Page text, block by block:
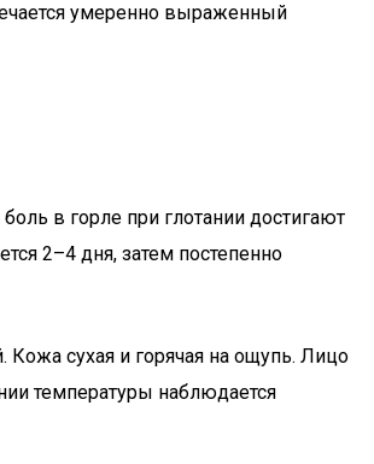
умеренно выраженный
в горле при глотании достигают
2–4 дня, затем постепенно
сухая и горячая на ощупь. Лицо
температуры наблюдается